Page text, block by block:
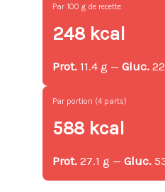
Par 100 g de recette
248 kcal
Prot. 11.4 g —Gluc.
Par portion (4 parts)
588 kcal
Prot. 27.1 g —Gluc.